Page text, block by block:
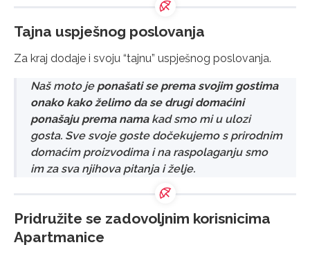
Tajna uspješnog poslovanja
Za kraj dodaje i svoju “tajnu” uspješnog poslovanja.
Naš moto je ponašati se prema svojim gostima
onako kako želimo da se drugi domaćini
ponašaju prema namakad smo mi u ulozi
gosta. Sve svoje goste dočekujemo s prirodnim
domaćim proizvodima i na raspolaganju smo
im za sva njihova pitanja i želje.
Pridružite se zadovoljnim korisnicima
Apartmanice